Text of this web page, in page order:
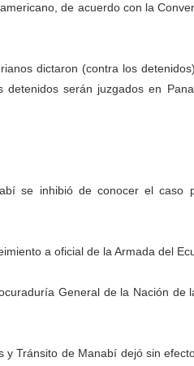
de acuerdo con la
dictaron (contra los
detenidos serán juzgados en
se inhibió de conocer el caso
a oficial de la Armada del
General de la Nación de
Tránsito de Manabí dejó sin